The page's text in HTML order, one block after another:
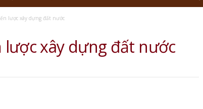
lược xây dựng đất nước
lược xây dựng đất nước